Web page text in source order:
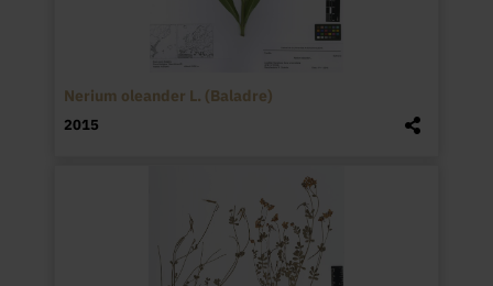
Nerium oleander L. (Baladre)
2015